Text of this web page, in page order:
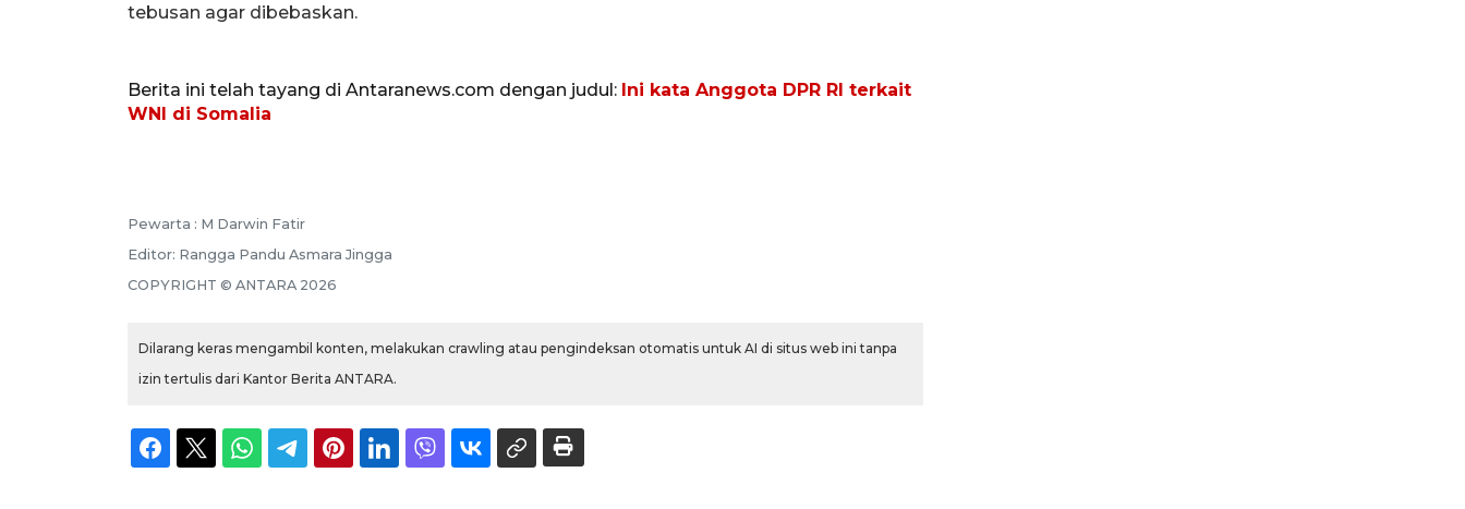
tebusan agar dibebaskan.
Berita ini telah tayang di Antaranews.com dengan judul: Ini kata Anggota DPR RI terkait
WNI di Somalia
Pewarta : M Darwin Fatir
Editor: Rangga Pandu Asmara Jingga
COPYRIGHT © ANTARA 2026
Dilarang keras mengambil konten, melakukan crawling atau pengindeksan otomatis untuk AI di situs web ini tanpa
izin tertulis dari Kantor Berita ANTARA.